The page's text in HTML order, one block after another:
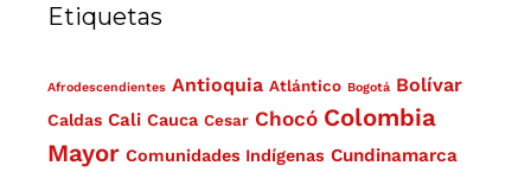
Etiquetas
Afrodescendientes Antioquia Atlántico Bogotá Bolívar
Caldas Cali Cauca Cesar Chocó Colombia
Mayor Comunidades Indígenas Cundinamarca